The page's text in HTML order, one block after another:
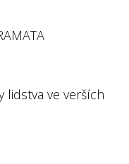
lidstva ve verších